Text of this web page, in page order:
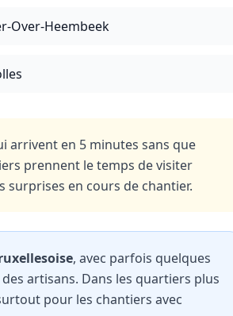
Over-Heembeek
arrivent en 5 minutes sans que
prennent le temps de visiter
surprises en cours de chantier.
, avec parfois quelques
artisans. Dans les quartiers plus
pour les chantiers avec